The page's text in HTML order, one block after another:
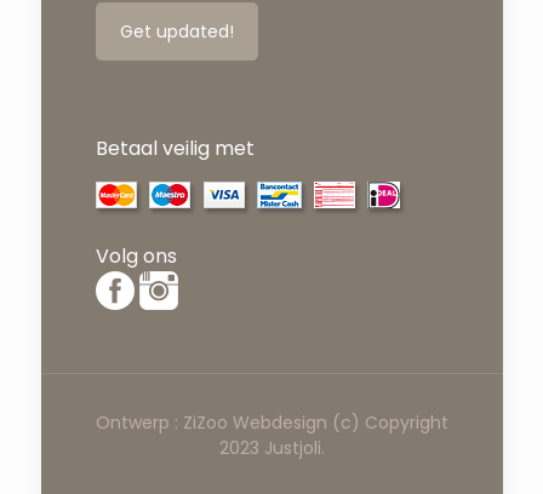
Betaal veilig met
Volg ons
Ontwerp : ZiZoo Webdesign (c) Copyright
2023 Justjoli.